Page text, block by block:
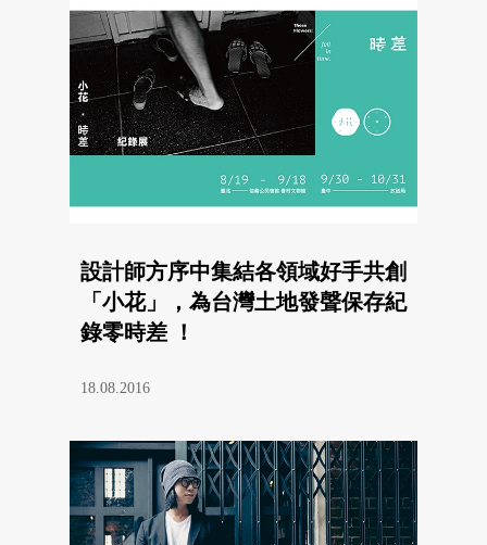
設計師方序中集結各領域好手共創
「小花」，為台灣土地發聲保存紀
錄零時差 ！
18.08.2016